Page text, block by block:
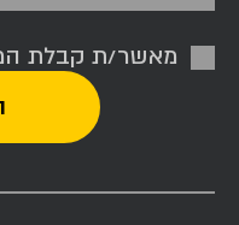
מאשר/ת קבלת